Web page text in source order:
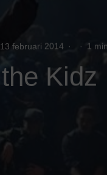
13 februari 2014 · · 1
Kidz